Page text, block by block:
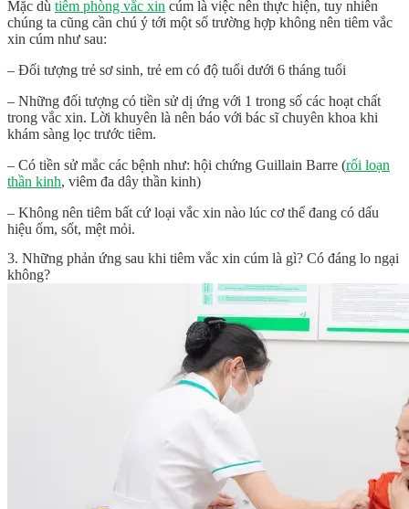
Mặc dù tiêm phòng vắc xin cúm là việc nên thực hiện, tuy nhiên
chúng ta cũng cần chú ý tới một số trường hợp không nên tiêm vắc
xin cúm như sau:
– Đối tượng trẻ sơ sinh, trẻ em có độ tuổi dưới 6 tháng tuổi
– Những đối tượng có tiền sử dị ứng với 1 trong số các hoạt chất
trong vắc xin. Lời khuyên là nên báo với bác sĩ chuyên khoa khi
khám sàng lọc trước tiêm.
– Có tiền sử mắc các bệnh như: hội chứng Guillain Barre (rối loạn
thần kinh, viêm đa dây thần kinh)
– Không nên tiêm bất cứ loại vắc xin nào lúc cơ thể đang có dấu
hiệu ốm, sốt, mệt mỏi.
3. Những phản ứng sau khi tiêm vắc xin cúm là gì? Có đáng lo ngại
không?